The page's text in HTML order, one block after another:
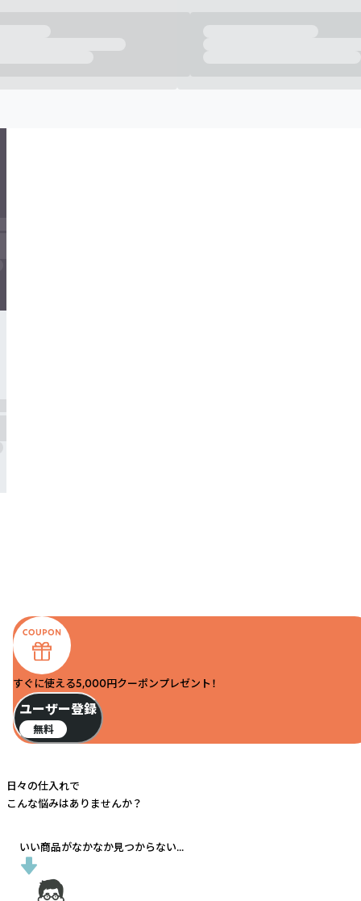
すぐに使える5,000円クーポンプレゼント！
ユーザー登録
無料
日々の仕入れで
こんな悩みはありませんか？
いい商品がなかなか見つからない...